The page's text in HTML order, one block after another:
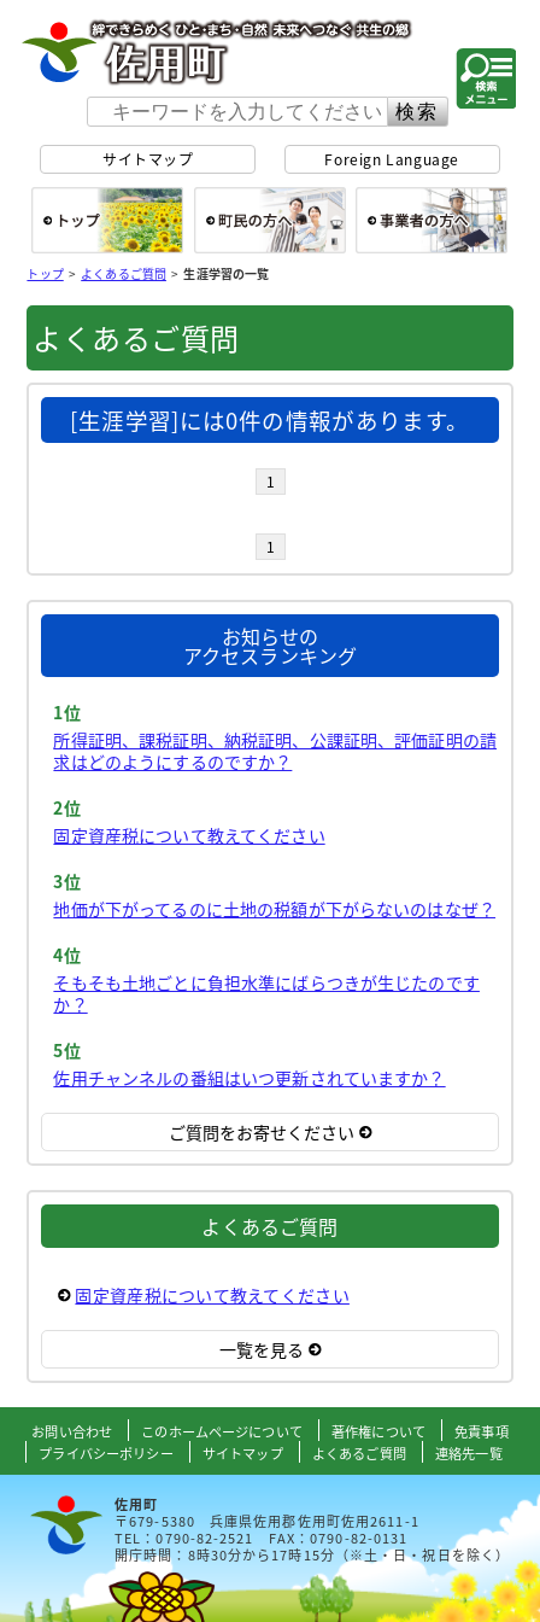
サイトマップ Foreign Language
総合トップ
トップ> よくあるご質問>生涯学習の一覧
よくあるご質問
[生涯学習]には0件の情報があります。
1
1
お知らせの
アクセスランキング
1位
所得証明、課税証明、納税証明、公課証明、評価証明の請
求はどのようにするのですか？
2位
固定資産税について教えてください
3位
地価が下がってるのに土地の税額が下がらないのはなぜ？
4位
そもそも土地ごとに負担水準にばらつきが生じたのです
か？
5位
佐用チャンネルの番組はいつ更新されていますか？
ご質問をお寄せください
よくあるご質問
固定資産税について教えてください
一覧を見る
お問い合わせ このホームページについて 著作権について
免責事項
プライバシーポリシー
サイトマップ よくあるご質問 連絡先一覧
佐用町
〒679-5380 兵庫県佐用郡佐用町佐用2611-1
TEL：0790-82-2521 FAX：0790-82-0131
開庁時間：8時30分から17時15分（※土・日・祝日を除く）